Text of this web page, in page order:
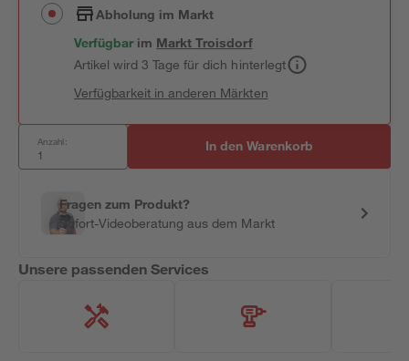
Abholung im Markt
Verfügbar im MarktTroisdorf
Artikel wird 3 Tage für dich hinterlegt
Verfügbarkeit in anderen Märkten
Anzahl: In den Warenkorb
Fragen zum Produkt?
Sofort-Videoberatung aus dem Markt
Unsere passenden Services